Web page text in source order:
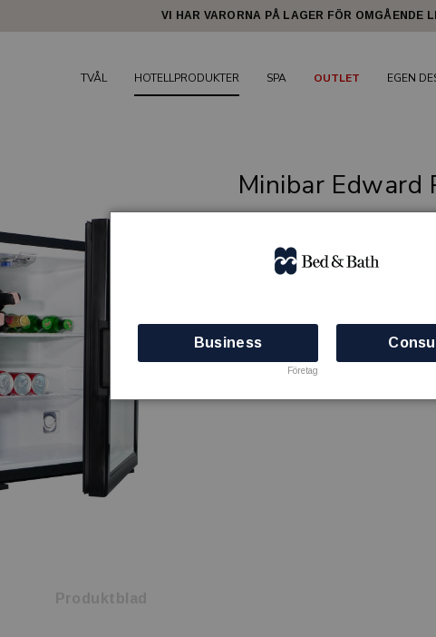
VI HAR VARORNA PÅ LAGER FÖR OMGÅENDE
TVÅL HOTELLPRODUKTER SPA OUTLET EGEN
Minibar
Minibar för bekvämlighet
EDWARD
Artikelnr: 81914456
Finns i lager
Produktblad
Business
Företag